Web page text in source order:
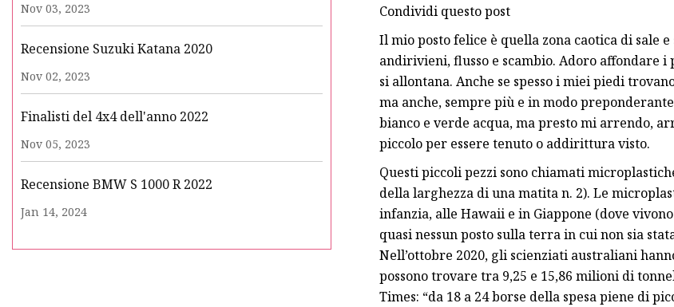
Nov 03, 2023
Recensione Suzuki Katana 2020
Nov 02, 2023
Finalisti del 4x4 dell'anno 2022
Nov 05, 2023
Recensione BMW S 1000 R 2022
Jan 14, 2024
Condividi questo post
Il mio posto felice è quella zona caotica di sale
andirivieni, flusso e scambio. Adoro affondare
si allontana. Anche se spesso i miei piedi
ma anche, sempre più e in modo
bianco e verde acqua, ma presto mi arrendo,
piccolo per essere tenuto o addirittura visto.
Questi piccoli pezzi sono chiamati
della larghezza di una matita n. 2). Le
infanzia, alle Hawaii e in Giappone (dove
quasi nessun posto sulla terra in cui non sia
Nell’ottobre 2020, gli scienziati australiani
possono trovare tra 9,25 e 15,86 milioni di
Times: “da 18 a 24 borse della spesa piene di